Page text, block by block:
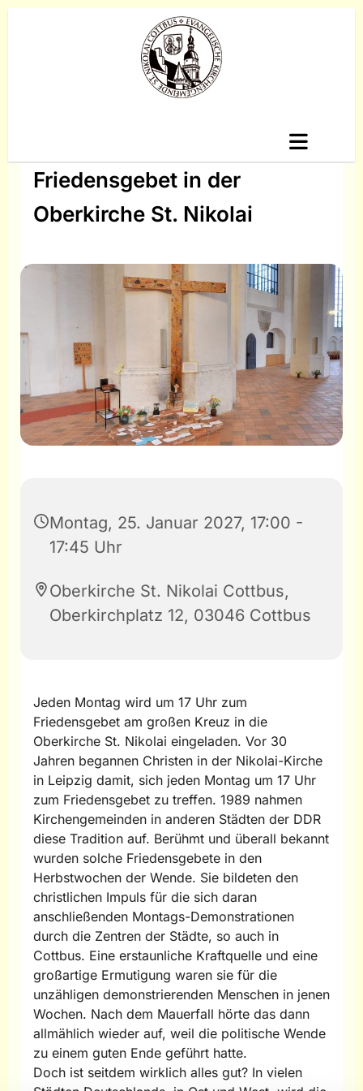
Friedensgebet in der
Oberkirche St. Nikolai
Montag, 25. Januar 2027, 17:00 -
17:45 Uhr
Oberkirche St. Nikolai Cottbus,
Oberkirchplatz 12, 03046 Cottbus
Jeden Montag wird um 17 Uhr zum
Friedensgebet am großen Kreuz in die
Oberkirche St. Nikolai eingeladen. Vor 30
Jahren begannen Christen in der Nikolai-Kirche
in Leipzig damit, sich jeden Montag um 17 Uhr
zum Friedensgebet zu treffen. 1989 nahmen
Kirchengemeinden in anderen Städten der DDR
diese Tradition auf. Berühmt und überall bekannt
wurden solche Friedensgebete in den
Herbstwochen der Wende. Sie bildeten den
christlichen Impuls für die sich daran
anschließenden Montags-Demonstrationen
durch die Zentren der Städte, so auch in
Cottbus. Eine erstaunliche Kraftquelle und eine
großartige Ermutigung waren sie für die
unzähligen demonstrierenden Menschen in jenen
Wochen. Nach dem Mauerfall hörte das dann
allmählich wieder auf, weil die politische Wende
zu einem guten Ende geführt hatte.
Doch ist seitdem wirklich alles gut? In vielen